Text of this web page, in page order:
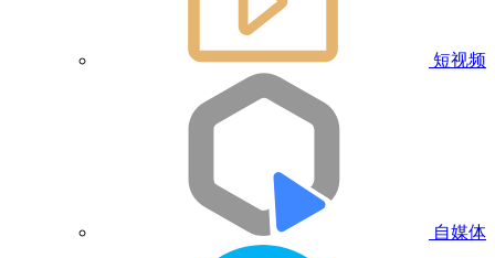
短视频
自媒体